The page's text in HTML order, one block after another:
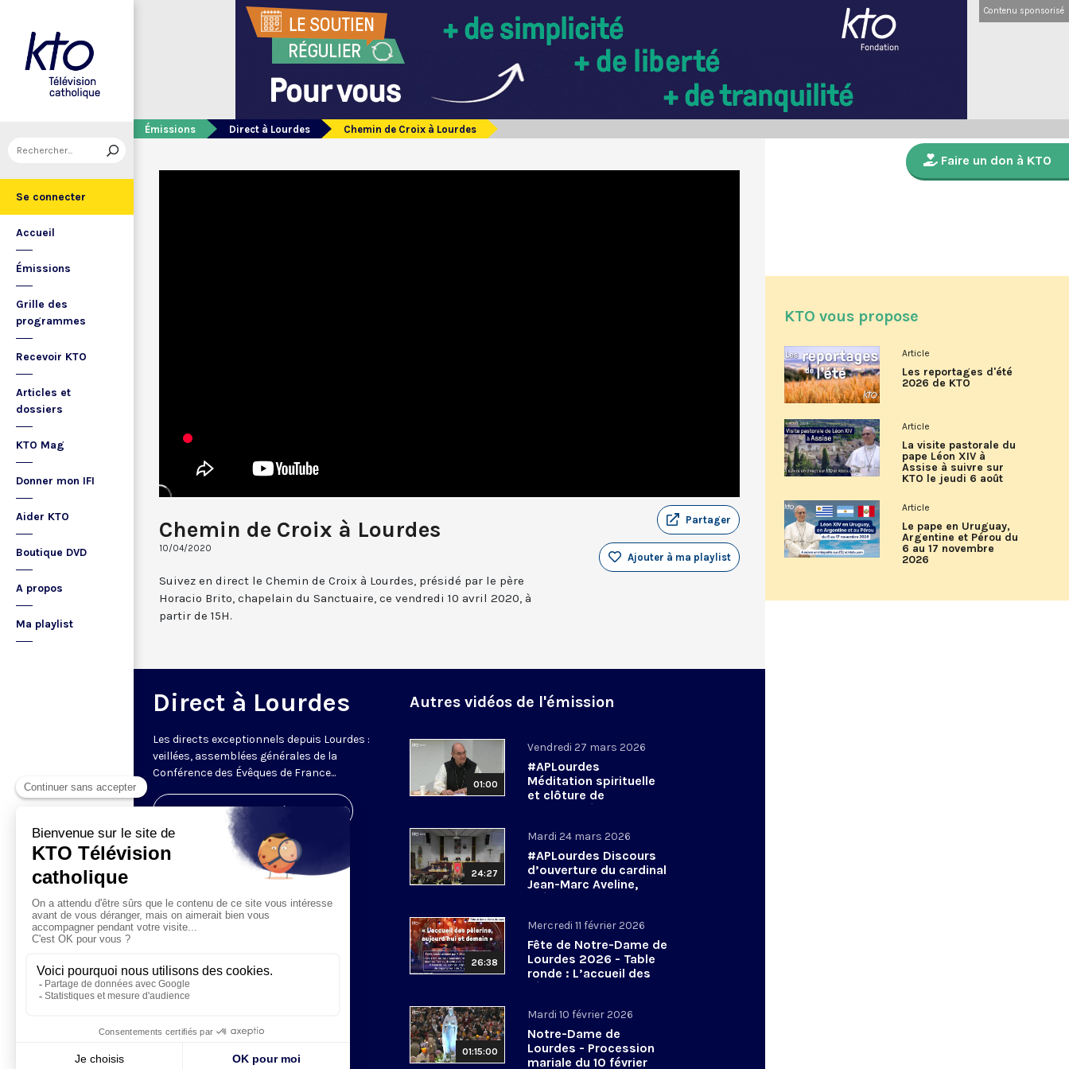
Se connecter
Accueil
Émissions
Grille des
programmes
Recevoir KTO
Articles et
dossiers
KTO Mag
Donner mon IFI
Aider KTO
Boutique DVD
A propos
Ma playlist
Contenu sponsorisé
Émissions Direct à Lourdes Chemin de Croix à Lourdes
Chemin de Croix à Lourdes
10/04/2020
Partager
Ajouter à ma playlist
Suivez en direct le Chemin de Croix à Lourdes, présidé par le père
Horacio Brito, chapelain du Sanctuaire, ce vendredi 10 avril 2020, à
partir de 15H.
Direct à Lourdes
Les directs exceptionnels depuis Lourdes :
veillées, assemblées générales de la
Conférence des Évêques de France...
Visiter la page de l'émission
Autres vidéos de l'émission
01:00
Vendredi 27 mars 2026
#APLourdes
Méditation spirituelle
et clôture de
l’Assemblée des
mars 2026
24:27
Mardi 24 mars 2026
#APLourdes Discours
d’ouverture du cardinal
Jean-Marc Aveline,
président de la CEF -
26:38
Mercredi 11 février 2026
Fête de Notre-Dame de
Lourdes 2026 - Table
ronde : L’accueil des
pèlerins, aujourd’hui et
01:15:00
Mardi 10 février 2026
Notre-Dame de
Lourdes - Procession
mariale du 10 février
Faire un don à KTO
KTO vous propose
Article
Les reportages d'été
2026 de KTO
Article
La visite pastorale du
pape Léon XIV à
Assise à suivre sur
KTO le jeudi 6 août
Article
Le pape en Uruguay,
Argentine et Pérou du
6 au 17 novembre
2026